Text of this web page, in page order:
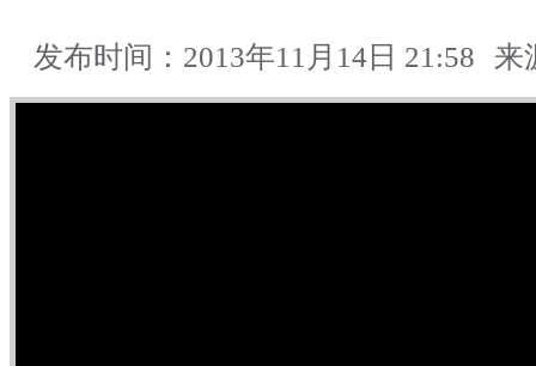
发布时间：2013年11月14日 21:58 来